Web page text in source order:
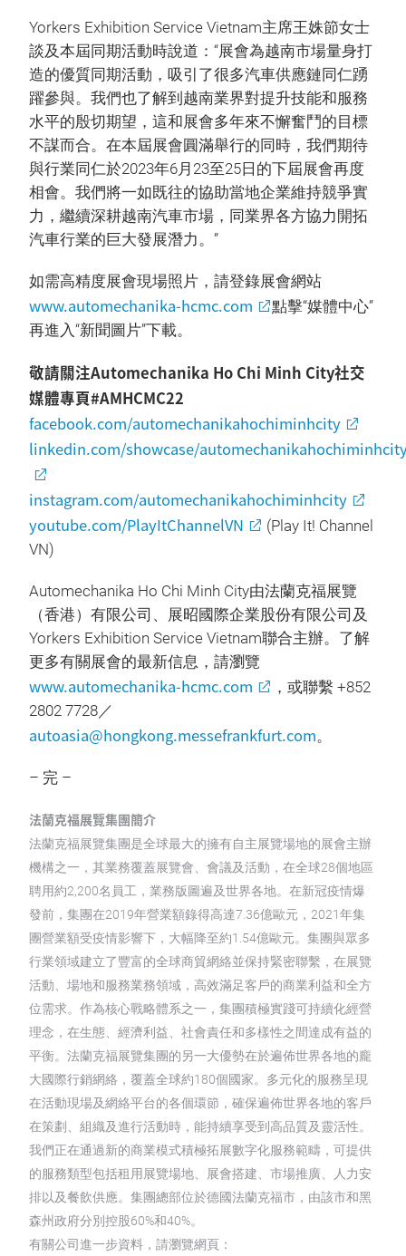
Yorkers Exhibition Service Vietnam主席王姝節女士
談及本屆同期活動時說道：“展會為越南市場量身打
造的優質同期活動，吸引了很多汽車供應鏈同仁踴
躍參與。我們也了解到越南業界對提升技能和服務
水平的殷切期望，這和展會多年來不懈奮鬥的目標
不謀而合。在本屆展會圓滿舉行的同時，我們期待
與行業同仁於2023年6月23至25日的下屆展會再度
相會。我們將一如既往的協助當地企業維持競爭實
力，繼續深耕越南汽車市場，同業界各方協力開拓
汽車行業的巨大發展潛力。”
如需高精度展會現場照片，請登錄展會網站
www.automechanika-hcmc.com
點擊“媒體中心”
再進入“新聞圖片”下載。
敬請關注Automechanika Ho Chi Minh City社交
媒體專頁#AMHCMC22
facebook.com/automechanikahochiminhcity
linkedin.com/showcase/
instagram.com/automechanikahochiminhcity
youtube.com/PlayItChannelVN
(Play It! Channel
VN)
Automechanika Ho Chi Minh City由法蘭克福展覽
（香港）有限公司、展昭國際企業股份有限公司及
Yorkers Exhibition Service Vietnam聯合主辦。了解
更多有關展會的最新信息，請瀏覽
www.automechanika-hcmc.com
，或聯繫 +852
2802 7728／
autoasia@hongkong.messefrankfurt.com。
– 完 –
法蘭克福展覽集團簡介
法蘭克福展覽集團是全球最大的擁有自主展覽場地的展會主辦
機構之一，其業務覆蓋展覽會、會議及活動，在全球28個地區
聘用約2,200名員工，業務版圖遍及世界各地。在新冠疫情爆
發前，集團在2019年營業額錄得高達7.36億歐元，2021年集
團營業額受疫情影響下，大幅降至約1.54億歐元。集團與眾多
行業領域建立了豐富的全球商貿網絡並保持緊密聯繫，在展覽
活動、場地和服務業務領域，高效滿足客戶的商業利益和全方
位需求。作為核心戰略體系之一，集團積極實踐可持續化經營
理念，在生態、經濟利益、社會責任和多樣性之間達成有益的
平衡。法蘭克福展覽集團的另一大優勢在於遍佈世界各地的龐
大國際行銷網絡，覆蓋全球約180個國家。多元化的服務呈現
在活動現場及網絡平台的各個環節，確保遍佈世界各地的客戶
在策劃、組織及進行活動時，能持續享受到高品質及靈活性。
我們正在通過新的商業模式積極拓展數字化服務範疇，可提供
的服務類型包括租用展覽場地、展會搭建、市場推廣、人力安
排以及餐飲供應。集團總部位於德國法蘭克福市，由該市和黑
森州政府分別控股60%和40%。
有關公司進一步資料，請瀏覽網頁：